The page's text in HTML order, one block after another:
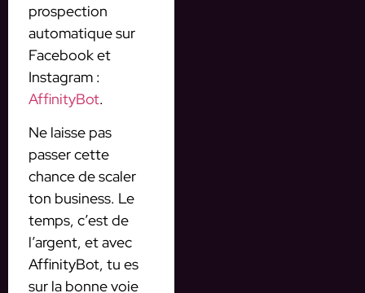
prospection
automatique sur
Facebook et
Instagram :
AffinityBot.
Ne laisse pas
passer cette
chance de scaler
ton business. Le
temps, c’est de
l’argent, et avec
AffinityBot, tu es
sur la bonne voie